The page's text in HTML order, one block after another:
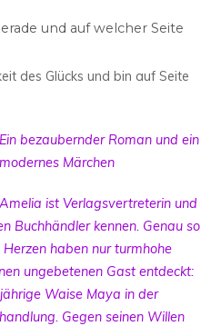
und auf welcher Seite
des Glücks und bin auf Seite
Ein bezaubernder Roman und ein
modernes Märchen
Amelia ist Verlagsvertreterin und
Buchhändler kennen. Genau so
Herzen haben nur turmhohe
ungebetenen Gast entdeckt:
Waise Maya in der
Gegen seinen Willen